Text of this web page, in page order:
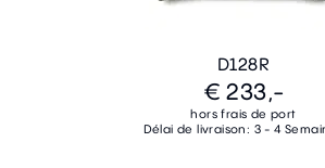
D128R
€ 233,-
hors frais de port
Délai de livraison: 3 - 4